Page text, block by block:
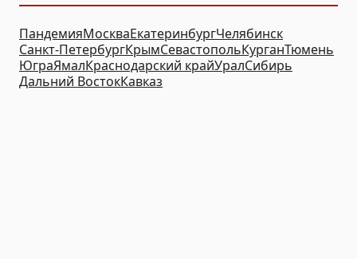
ПандемияМоскваЕкатеринбургЧелябинск
Санкт-ПетербургКрымСевастопольКурганТюмень
ЮграЯмалКраснодарский крайУралСибирь
Дальний ВостокКавказ